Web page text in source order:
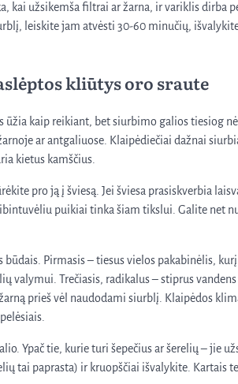
kai užsikemša filtrai ar žarna, ir variklis dirba
leiskite jam atvėsti 30-60 minučių,
kliūtys oro sraute
ūžia kaip reikiant, bet siurbimo galios tiesiog
ar antgaliuose. Klaipėdiečiai dažnai
kietus kamščius.
pro ją į šviesą. Jei šviesa prasiskverbia
puikiai tinka šiam tikslui. Galite net
Pirmasis – tiesus vielos pakabinėlis,
valymui. Trečiasis, radikalus – stiprus
prieš vėl naudodami siurblį. Klaipėdos
Ypač tie, kurie turi šepečius ar šerelių – jie
tai paprasta) ir kruopščiai išvalykite. Kartais